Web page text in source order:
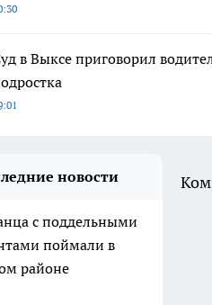
в Выксе приговорил
новости
с поддельными
поймали в
районе